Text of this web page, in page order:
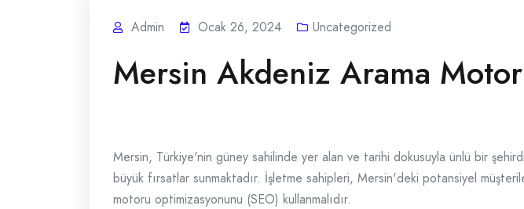
Admin Ocak 26, 2024 Uncategorized
Mersin Akdeniz Arama
Mersin, Türkiye'nin güney sahilinde yer alan ve tarihi dokusuyla ünlü bir
büyük fırsatlar sunmaktadır. İşletme sahipleri, Mersin'deki potansiyel
motoru optimizasyonunu (SEO) kullanmalıdır.